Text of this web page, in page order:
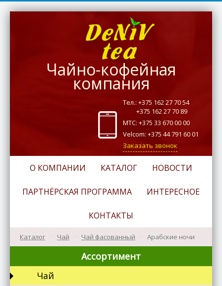
Чайно-кофейная
компания
Тел.: +375 162 27 70 54
+375 162 27 70 89
МТС: +375 33 670 00 00
Velcom: +375 44 791 60 01
Заказать звонок
О КОМПАНИИ КАТАЛОГ НОВОСТИ
ПАРТНЁРСКАЯ ПРОГРАММА ИНТЕРЕСНОЕ
КОНТАКТЫ
Каталог > Чай > Чай фасованный > Арабские ночи
Ассортимент
Чай